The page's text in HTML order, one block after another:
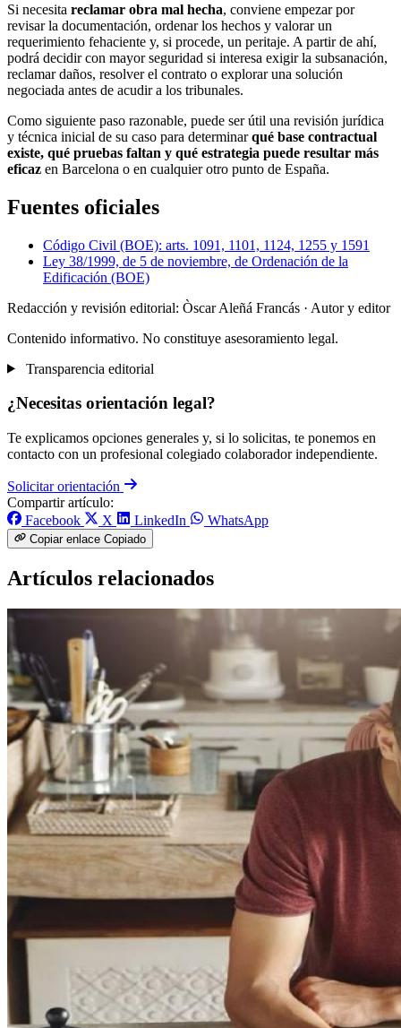
Si necesita reclamar obra mal hecha, conviene empezar por
revisar la documentación, ordenar los hechos y valorar un
requerimiento fehaciente y, si procede, un peritaje. A partir de ahí,
podrá decidir con mayor seguridad si interesa exigir la subsanación,
reclamar daños, resolver el contrato o explorar una solución
negociada antes de acudir a los tribunales.
Como siguiente paso razonable, puede ser útil una revisión jurídica
y técnica inicial de su caso para determinarqué base contractual
existe, qué pruebas faltan y qué estrategia puede resultar más
eficaz en Barcelona o en cualquier otro punto de España.
Fuentes oficiales
Código Civil (BOE): arts. 1091, 1101, 1124, 1255 y 1591
Ley 38/1999, de 5 de noviembre, de Ordenación de la
Edificación (BOE)
Redacción y revisión editorial: Òscar Aleñá Francás · Autor y editor
Contenido informativo. No constituye asesoramiento legal.
Transparencia editorial
¿Necesitas orientación legal?
Te explicamos opciones generales y, si lo solicitas, te ponemos en
contacto con un profesional colegiado colaborador independiente.
Solicitar orientación
Compartir artículo:
Facebook
X LinkedIn WhatsApp
Copiar enlace Copiado
Artículos relacionados